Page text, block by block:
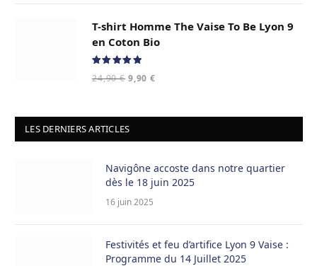
était :
24,90 €.
est :
9,90 €.
T-shirt Homme The Vaise To Be Lyon 9
en Coton Bio
sur 5
24,90€ Le
était :
24,90 €.
9,90€Le
est :
LES DERNIERS ARTICLES
Navigône accoste dans notre quartier
dès le 18 juin 2025
16 juin 2025
Festivités et feu d’artifice Lyon 9 Vaise :
Programme du 14 Juillet 2025